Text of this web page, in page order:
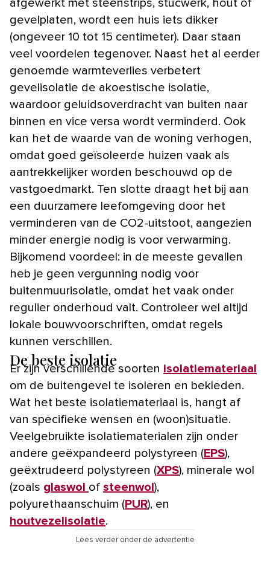
afgewerkt met steenstrips, stucwerk, hout of
gevelplaten, wordt een huis iets dikker
(ongeveer 10 tot 15 centimeter). Daar staan
veel voordelen tegenover. Naast het al eerder
genoemde warmteverlies verbetert
gevelisolatie de akoestische isolatie,
waardoor geluidsoverdracht van buiten naar
binnen en vice versa wordt verminderd. Ook
kan het de waarde van de woning verhogen,
omdat goed geïsoleerde huizen vaak als
aantrekkelijker worden beschouwd op de
vastgoedmarkt. Ten slotte draagt het bij aan
een duurzamere leefomgeving door het
verminderen van de CO2-uitstoot, aangezien
minder energie nodig is voor verwarming.
Bijkomend voordeel: in de meeste gevallen
heb je geen vergunning nodig voor
buitenmuurisolatie, omdat het vaak onder
regulier onderhoud valt. Controleer wel altijd
lokale bouwvoorschriften, omdat regels
kunnen verschillen.
De beste isolatie
Er zijn verschillende soorten isolatiemateriaal
om de buitengevel te isoleren en bekleden.
Wat het beste isolatiemateriaal is, hangt af
van specifieke wensen en (woon)situatie.
Veelgebruikte isolatiematerialen zijn onder
andere geëxpandeerd polystyreen (EPS),
geëxtrudeerd polystyreen (XPS), minerale wol
(zoals glaswol of steenwol),
polyurethaanschuim (PUR), en
houtvezelisolatie.
Lees verder onder de advertentie